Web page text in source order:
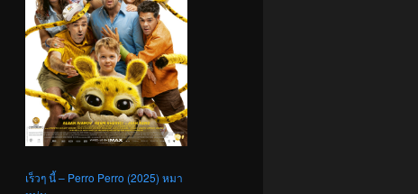
เร็วๆ นี้ – Perro Perro (2025) หมา